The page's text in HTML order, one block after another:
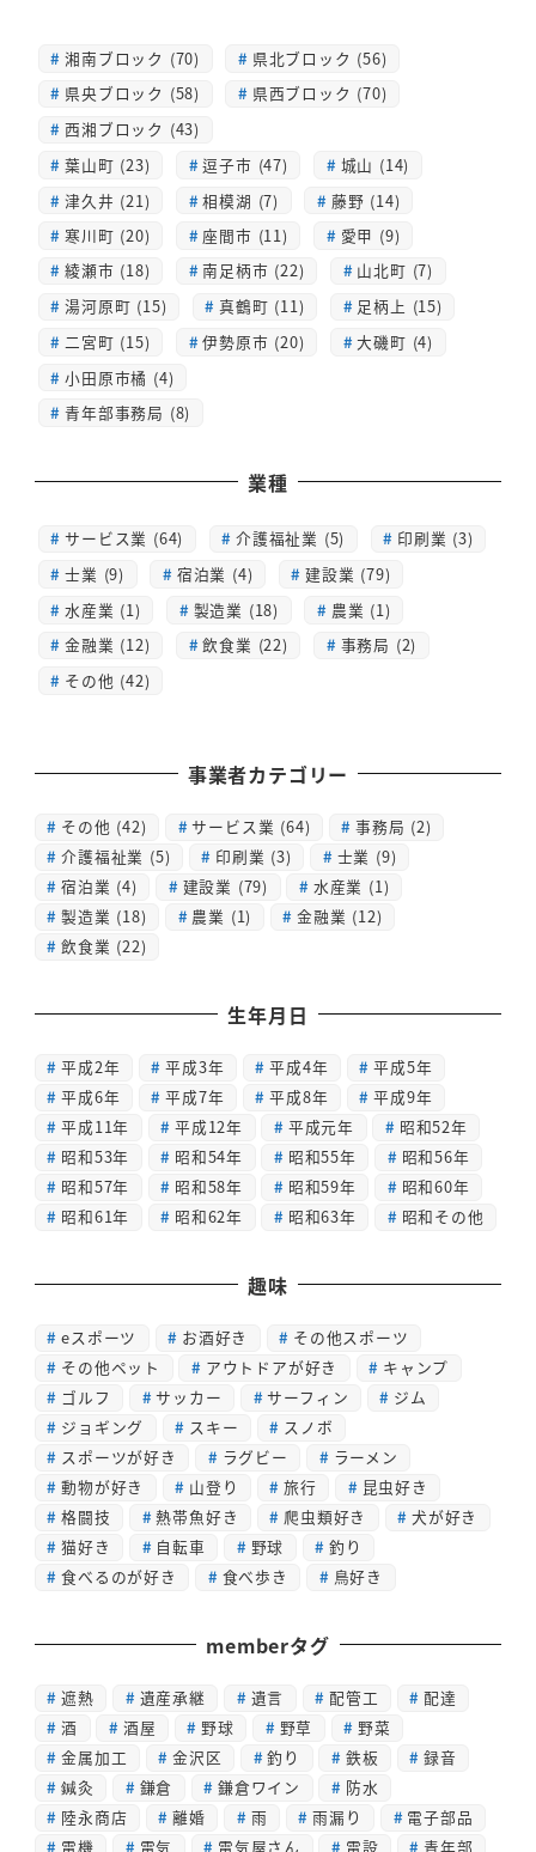
湘南ブロック (70)
県北ブロック (56)
県央ブロック (58)
県西ブロック (70)
西湘ブロック (43)
葉山町 (23)
逗子市 (47)
城山 (14)
津久井 (21)
相模湖 (7)
藤野 (14)
寒川町 (20)
座間市 (11)
愛甲 (9)
綾瀬市 (18)
南足柄市 (22)
山北町 (7)
湯河原町 (15)
真鶴町 (11)
足柄上 (15)
二宮町 (15)
伊勢原市 (20)
大磯町 (4)
小田原市橘 (4)
青年部事務局 (8)
業種
サービス業 (64) 介護福祉業 (5)
印刷業 (3)
士業 (9)
宿泊業 (4)
建設業 (79)
水産業 (1)
製造業 (18)
農業 (1)
金融業 (12)
飲食業 (22)
事務局 (2)
その他 (42)
事業者カテゴリー
その他 (42) サービス業 (64) 事務局 (2)
介護福祉業 (5) 印刷業 (3) 士業 (9)
宿泊業 (4) 建設業 (79) 水産業 (1)
製造業 (18) 農業 (1) 金融業 (12)
飲食業 (22)
生年月日
平成2年 平成3年 平成4年
平成5年
平成6年
平成7年 平成8年
平成9年
平成11年
平成12年 平成元年
昭和52年
昭和53年
昭和54年 昭和55年
昭和56年
昭和57年
昭和58年 昭和59年
昭和60年
昭和61年
昭和62年 昭和63年 昭和その他
趣味
eスポーツ お酒好き
その他スポーツ
その他ペット
アウトドアが好き
キャンプ
ゴルフ
サッカー サーフィン
ジム
ジョギング
スキー
スノボ
スポーツが好き
ラグビー
ラーメン
動物が好き
山登り 旅行
昆虫好き
格闘技
熱帯魚好き 爬虫類好き
犬が好き
猫好き
自転車 野球
釣り
食べるのが好き
食べ歩き 鳥好き
memberタグ
遮熱 遺産承継 遺言 配管工
配達
酒
酒屋 野球 野草
野菜
金属加工
金沢区 釣り 鉄板
録音
鍼灸
鎌倉 鎌倉ワイン
防水
陸永商店
離婚 雨 雨漏り
電子部品
電機
電気 電気屋さん 電設 青年部